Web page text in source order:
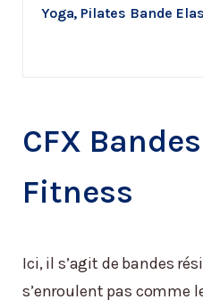
Yoga, Pilates Bande
CFX
Fitness
Ici, il s’agit de bandes
s’enroulent pas comme